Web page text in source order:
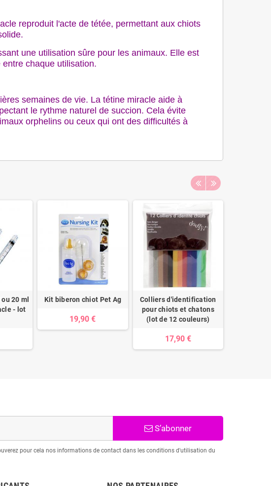
reproduit l'acte de tétée, permettant aux chiots
une utilisation sûre pour les animaux. Elle est
chaque utilisation.
semaines de vie. La tétine miracle aide à
le rythme naturel de succion. Cela évite
orphelins ou ceux qui ont des difficultés à
20 ml
- lot
Kit biberon chiot Pet Ag
19,90 €
Colliers d'identification
pour chiots et chatons
(lot de 12 couleurs)
17,90 €
S’abonner
pour cela nos informations de contact dans les conditions d'utilisation du